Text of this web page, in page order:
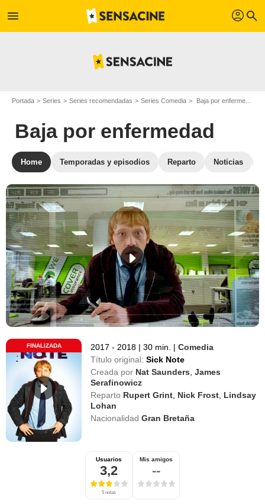
menu profil search
Portada Series Series recomendadas Series Comedia Baja por enfermedad
Baja por enfermedad
Home Temporadas y episodios Reparto Noticias
FINALIZADA 2017 - 2018 | 30 min. | Comedia
Título original: Sick Note
Creada por Nat Saunders ,James
Serafinowicz
Reparto Rupert Grint Nick Frost Lindsay
Lohan
Nacionalidad Gran Bretaña
Usuarios
3,2
5 notas
Mis amigos
--